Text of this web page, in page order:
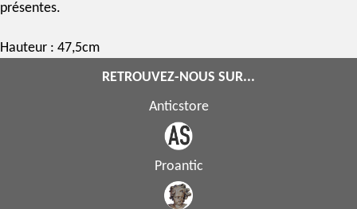
présentes.
Hauteur : 47,5cm
RETROUVEZ-NOUS SUR...
Anticstore
Proantic